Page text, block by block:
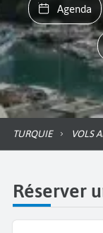
Agenda
TURQUIE VOLS
Réserver